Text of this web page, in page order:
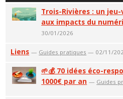
Trois-Rivières : un
aux impacts du
30/01/2026
Liens — Guides pratiques — 02/11/
🌱💰 70 idées éco-
1000€ par an — Guides